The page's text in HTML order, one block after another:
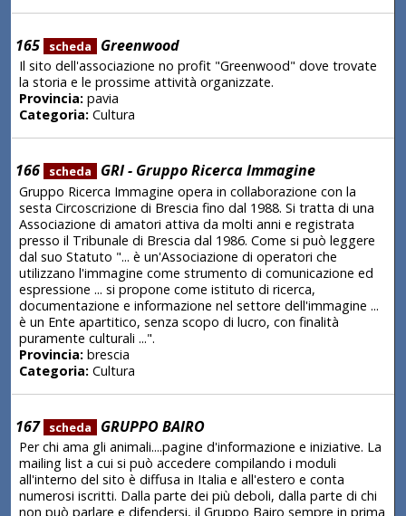
165 scheda Greenwood
Il sito dell'associazione no profit "Greenwood" dove trovate
la storia e le prossime attività organizzate.
Provincia:pavia
Categoria:Cultura
166 scheda GRI - Gruppo Ricerca Immagine
Gruppo Ricerca Immagine opera in collaborazione con la
sesta Circoscrizione di Brescia fino dal 1988. Si tratta di una
Associazione di amatori attiva da molti anni e registrata
presso il Tribunale di Brescia dal 1986. Come si può leggere
dal suo Statuto "... è un'Associazione di operatori che
utilizzano l'immagine come strumento di comunicazione ed
espressione ... si propone come istituto di ricerca,
documentazione e informazione nel settore dell'immagine ...
è un Ente apartitico, senza scopo di lucro, con finalità
puramente culturali ...".
Provincia:brescia
Categoria:Cultura
167 scheda GRUPPO BAIRO
Per chi ama gli animali....pagine d'informazione e iniziative. La
mailing list a cui si può accedere compilando i moduli
all'interno del sito è diffusa in Italia e all'estero e conta
numerosi iscritti. Dalla parte dei più deboli, dalla parte di chi
non può parlare e difendersi, il Gruppo Bairo sempre in prima